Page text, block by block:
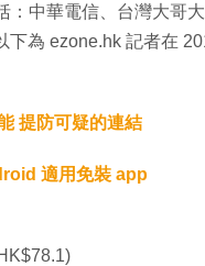
中華電信、台灣大哥
為 ezone.hk 記者在
提防可疑的連結
適用免裝 app